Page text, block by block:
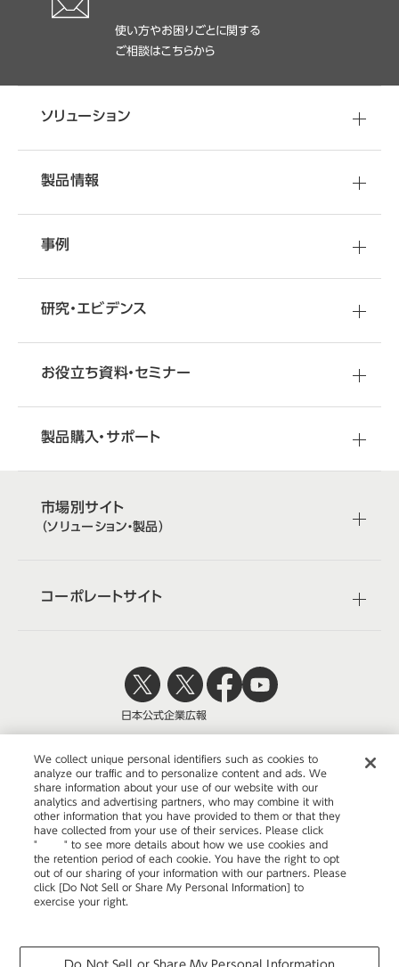
使い方やお困りごとに関する
ご相談はこちらから
ソリューション
製品情報
事例
研究・エビデンス
お役立ち資料・セミナー
製品購入・サポート
市場別サイト
（ソリューション・製品）
コーポレートサイト
株式会社オカムラ
ウェブサイトのご利用について
プライバシーポリシー
COPYRIGHT © OKAMURA CORPORATION. ALL RIGHTS RESERVED.
日本公式企業広報
We collect unique personal identifiers such as cookies to
analyze our traffic and to personalize content and ads. We
share information about your use of our website with our
analytics and advertising partners, who may combine it with
other information that you have provided to them or that they
have collected from your use of their services. Please click
"
here" to see more details about how we use cookies and
the retention period of each cookie. You have the right to opt
out of our sharing of your information with our partners. Please
click [Do Not Sell or Share My Personal Information] to
exercise your right.